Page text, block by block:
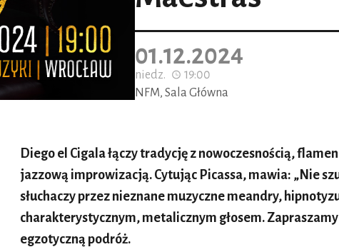
01.12.2024
niedz.
19:00
NFM, Sala Główna
Diego el Cigala łączy tradycję z nowoczesnością,
jazzową improwizacją. Cytując Picassa, mawia: „Nie
słuchaczy przez nieznane muzyczne meandry,
charakterystycznym, metalicznym głosem.
egzotyczną podróż.